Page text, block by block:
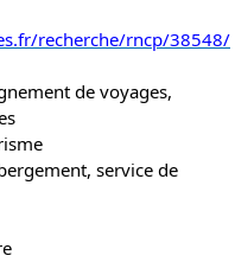
recherche/rncp/38548/
de voyages,
service de